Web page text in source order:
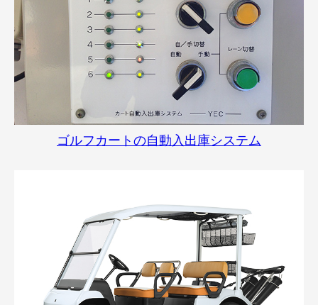
ゴルフカートの自動入出庫システム